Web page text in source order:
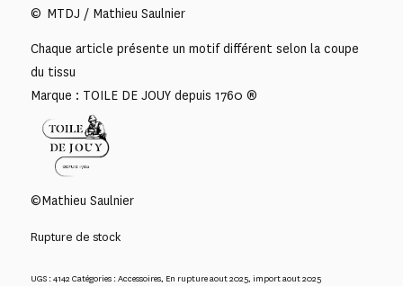
© MTDJ / Mathieu Saulnier
Chaque article présente un motif différent selon la coupe
du tissu
Marque : TOILE DE JOUY depuis 1760 ®
©Mathieu Saulnier
Rupture de stock
UGS :4142Catégories :Accessoires, En rupture aout 2025, import aout 2025